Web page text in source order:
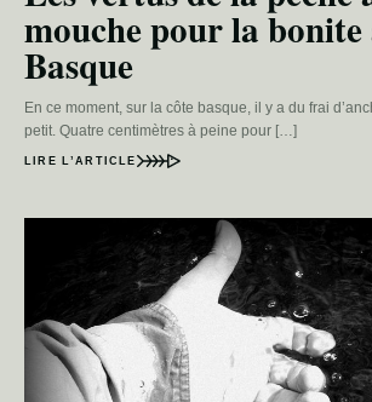
mouche pour la bonite
Basque
En ce moment, sur la côte basque, il y a du frai
petit. Quatre centimètres à peine pour […]
LIRE L’ARTICLE